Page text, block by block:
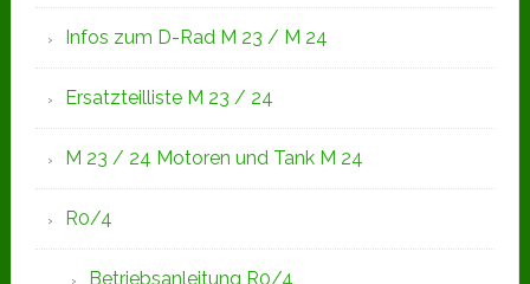
Infos zum D-Rad M 23 / M 24
Ersatzteilliste M 23 / 24
M 23 / 24 Motoren und Tank M 24
R0/4
Betriebsanleitung R0/4